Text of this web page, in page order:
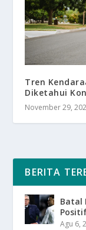
Tren
Diketahui
November 29,
BERITA
Batal
Agu 6,